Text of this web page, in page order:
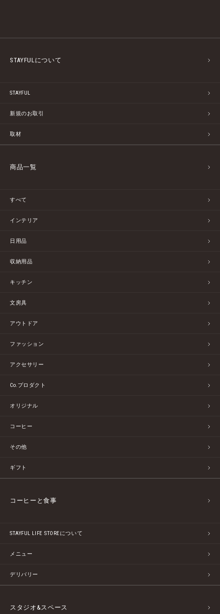
STAYFULについて
STAYFUL
新規のお取引
取材
商品一覧
すべて
インテリア
日用品
収納用品
キッチン
文房具
アウトドア
ファッション
アクセサリー
Co.プロダクト
オリジナル
コーヒー
その他
ギフト
コーヒーと食事
STAYFUL LIFE STOREについて
メニュー
デリバリー
スタジオ&スペース